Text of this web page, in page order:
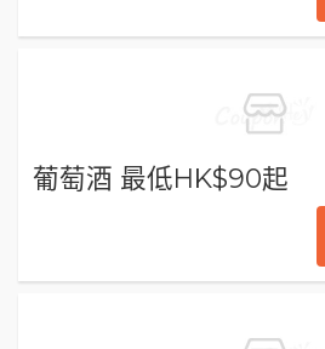
葡萄酒 最低HK$90起